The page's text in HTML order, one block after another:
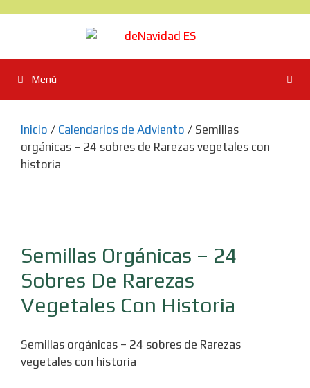
Menú
Inicio / Calendarios de Adviento / Semillas
orgánicas – 24 sobres de Rarezas vegetales con
historia
Semillas Orgánicas – 24
Sobres De Rarezas
Vegetales Con Historia
Semillas orgánicas – 24 sobres de Rarezas
vegetales con historia